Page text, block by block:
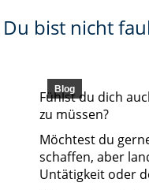
Du bist nicht
Blog
Fühlst du dich
zu müssen?
Möchtest du
schaffen, aber
Untätigkeit oder